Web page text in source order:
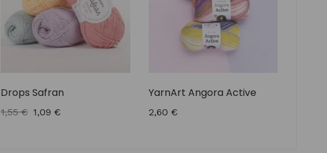
Drops Safran
1,55€ 1,09€
YarnArt Angora Active
2,60 €